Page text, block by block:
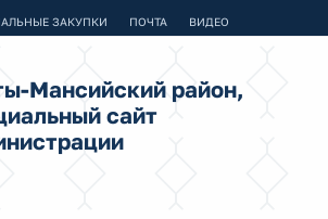
ЗАКУПКИ ПОЧТА ВИДЕО
Мансийский район,
сайт